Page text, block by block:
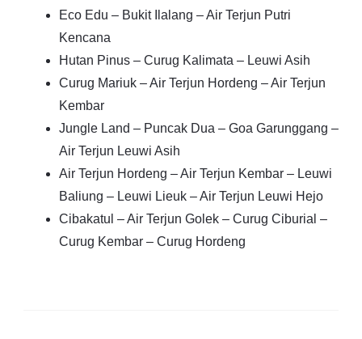
Eco Edu – Bukit Ilalang – Air Terjun Putri
Kencana
Hutan Pinus – Curug Kalimata – Leuwi Asih
Curug Mariuk – Air Terjun Hordeng – Air Terjun
Kembar
Jungle Land – Puncak Dua – Goa Garunggang –
Air Terjun Leuwi Asih
Air Terjun Hordeng – Air Terjun Kembar – Leuwi
Baliung – Leuwi Lieuk – Air Terjun Leuwi Hejo
Cibakatul – Air Terjun Golek – Curug Ciburial –
Curug Kembar – Curug Hordeng